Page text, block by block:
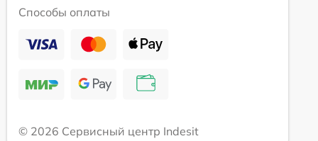
Способы оплаты
© 2026 Сервисный центр Indesit